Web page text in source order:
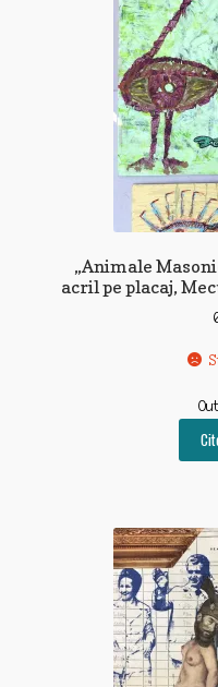
„Animale
acril pe placaj,